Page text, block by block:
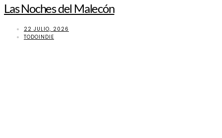
Las Noches del Malecón
22 JULIO, 2026
TODOINDIE